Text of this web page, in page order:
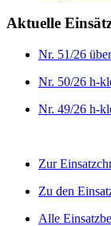
Aktuelle
Nr. 51/26
Nr. 50/26 h-
Nr. 49/26 h-
Zur
Zu den
Alle